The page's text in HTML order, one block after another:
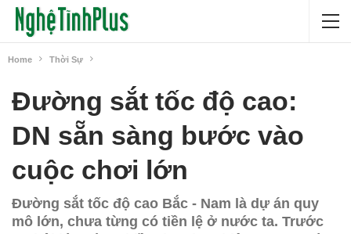
Home Thời Sự
Đường sắt tốc độ cao:
DN sẵn sàng bước vào
cuộc chơi lớn
Đường sắt tốc độ cao Bắc - Nam là dự án quy
mô lớn, chưa từng có tiền lệ ở nước ta. Trước